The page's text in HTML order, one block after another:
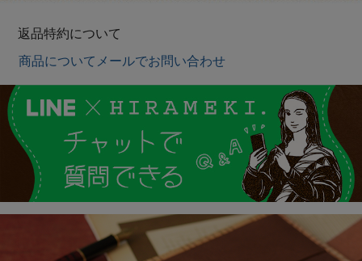
返品特約について
商品についてメールでお問い合わせ